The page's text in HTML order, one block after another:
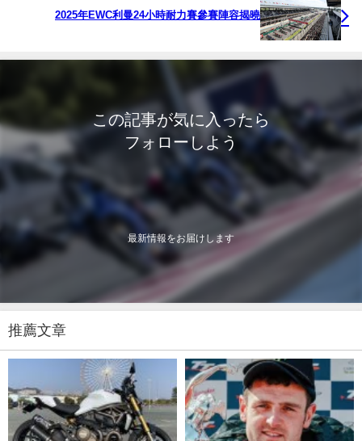
2025年EWC利曼24小時耐力賽參賽陣容揭曉
この記事が気に入ったら
フォローしよう
最新情報をお届けします
推薦文章